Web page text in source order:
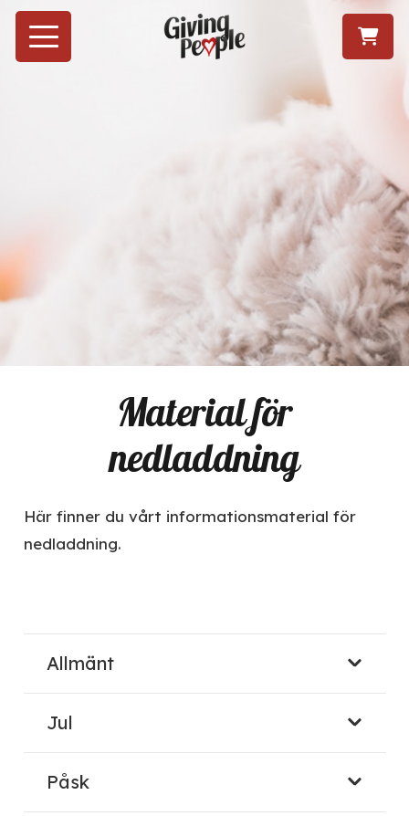
Material för
nedladdning
Här finner du vårt informationsmaterial för
nedladdning.
Allmänt
Jul
Påsk